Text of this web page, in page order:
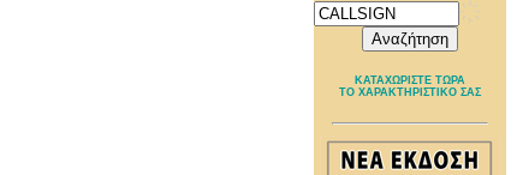
ΚΑΤΑΧΩΡΙΣΤΕ ΤΩΡΑ
ΤΟ ΧΑΡΑΚΤΗΡΙΣΤΙΚΟ ΣΑΣ